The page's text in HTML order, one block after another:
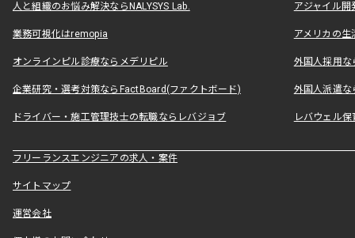
人と組織のお悩み解決ならNALYSYS Lab. アジャイル
業務可視化はremopia アメリカの
オンラインピル診療ならメデリピル 外国人採用
企業研究・選考対策ならFactBoard(ファクトボード) 外国人派遣な
ドライバー・施工管理技士の転職ならレバジョブ レバウェル
フリーランスエンジニアの求人・案件
サイトマップ
運営会社